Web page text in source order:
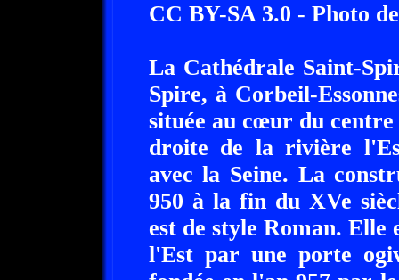
CC BY-SA 3.0 - Photo
La Cathédrale Saint-
Spire, à Corbeil-
située au cœur du
droite de la rivière
avec la Seine. La
950 à la fin du XVe
est de style Roman.
l'Est par une porte